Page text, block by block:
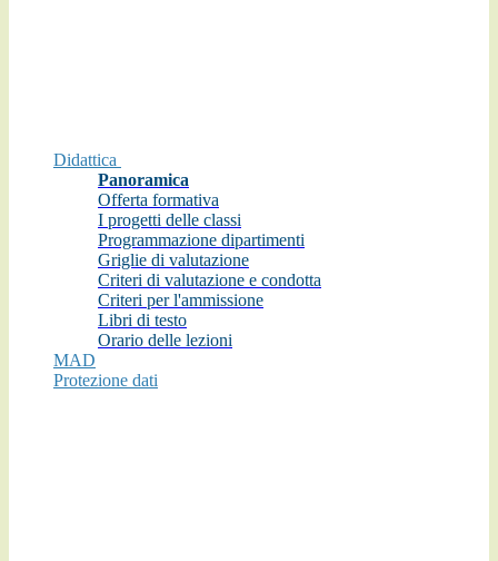
Didattica
Panoramica
Offerta formativa
I progetti delle classi
Programmazione dipartimenti
Griglie di valutazione
Criteri di valutazione e condotta
Criteri per l'ammissione
Libri di testo
Orario delle lezioni
MAD
Protezione dati